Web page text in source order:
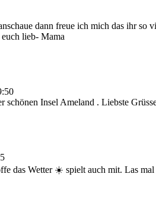
dann freue ich mich das ihr
lieb- Mama
Insel Ameland . Liebste
das Wetter ☀️ spielt auch mit. Las